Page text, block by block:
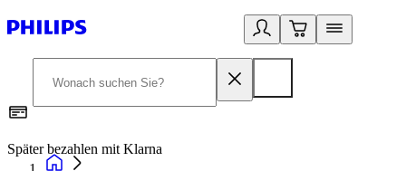
Später bezahlen mit Klarna